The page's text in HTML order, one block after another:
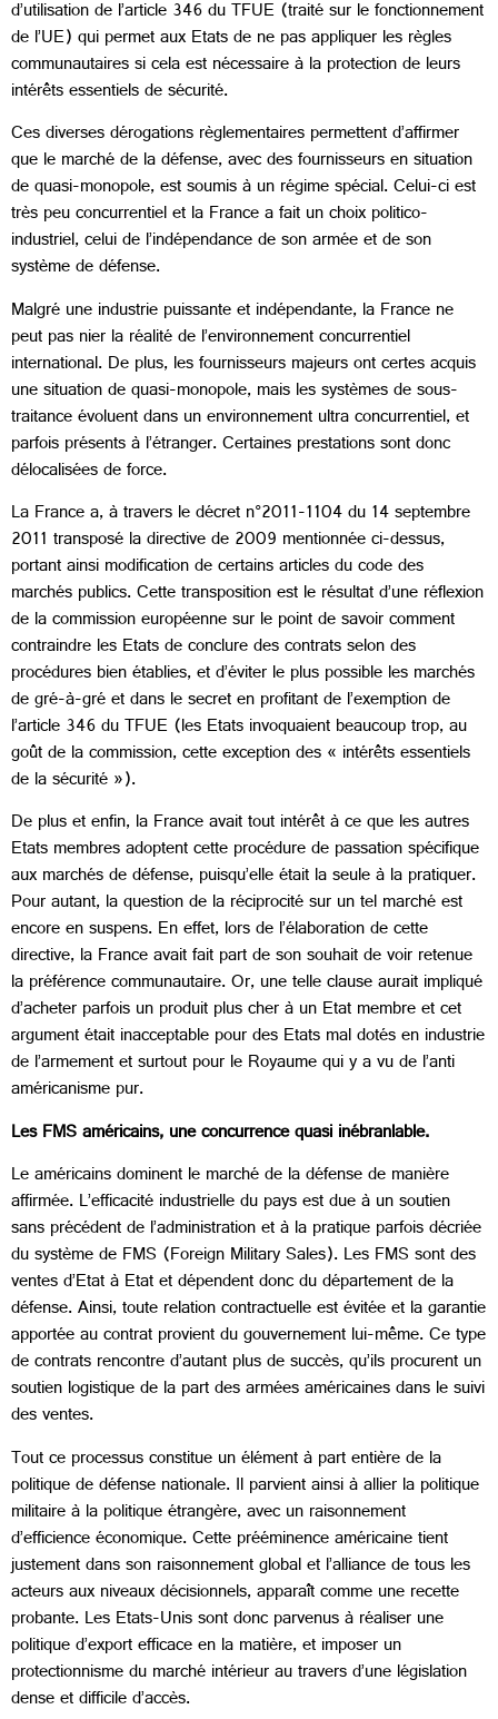
d’utilisation de l’article 346 du TFUE (traité sur le fonctionnement
de l’UE) qui permet aux Etats de ne pas appliquer les règles
communautaires si cela est nécessaire à la protection de leurs
intérêts essentiels de sécurité.
Ces diverses dérogations règlementaires permettent d’affirmer
que le marché de la défense, avec des fournisseurs en situation
de quasi-monopole, est soumis à un régime spécial. Celui-ci est
très peu concurrentiel et la France a fait un choix politico-
industriel, celui de l’indépendance de son armée et de son
système de défense.
Malgré une industrie puissante et indépendante, la France ne
peut pas nier la réalité de l’environnement concurrentiel
international. De plus, les fournisseurs majeurs ont certes acquis
une situation de quasi-monopole, mais les systèmes de sous-
traitance évoluent dans un environnement ultra concurrentiel, et
parfois présents à l’étranger. Certaines prestations sont donc
délocalisées de force.
La France a, à travers le décret n°2011-1104 du 14 septembre
2011 transposé la directive de 2009 mentionnée ci-dessus,
portant ainsi modification de certains articles du code des
marchés publics. Cette transposition est le résultat d’une réflexion
de la commission européenne sur le point de savoir comment
contraindre les Etats de conclure des contrats selon des
procédures bien établies, et d’éviter le plus possible les marchés
de gré-à-gré et dans le secret en profitant de l’exemption de
l’article 346 du TFUE (les Etats invoquaient beaucoup trop, au
goût de la commission, cette exception des « intérêts essentiels
de la sécurité »).
De plus et enfin, la France avait tout intérêt à ce que les autres
Etats membres adoptent cette procédure de passation spécifique
aux marchés de défense, puisqu’elle était la seule à la pratiquer.
Pour autant, la question de la réciprocité sur un tel marché est
encore en suspens. En effet, lors de l’élaboration de cette
directive, la France avait fait part de son souhait de voir retenue
la préférence communautaire. Or, une telle clause aurait impliqué
d’acheter parfois un produit plus cher à un Etat membre et cet
argument était inacceptable pour des Etats mal dotés en industrie
de l’armement et surtout pour le Royaume qui y a vu de l’anti
américanisme pur.
Les FMS américains, une concurrence quasi inébranlable.
Le américains dominent le marché de la défense de manière
affirmée. L’efficacité industrielle du pays est due à un soutien
sans précédent de l’administration et à la pratique parfois décriée
du système de FMS (Foreign Military Sales). Les FMS sont des
ventes d’Etat à Etat et dépendent donc du département de la
défense. Ainsi, toute relation contractuelle est évitée et la garantie
apportée au contrat provient du gouvernement lui-même. Ce type
de contrats rencontre d’autant plus de succès, qu’ils procurent un
soutien logistique de la part des armées américaines dans le suivi
des ventes.
Tout ce processus constitue un élément à part entière de la
politique de défense nationale. Il parvient ainsi à allier la politique
militaire à la politique étrangère, avec un raisonnement
d’efficience économique. Cette prééminence américaine tient
justement dans son raisonnement global et l’alliance de tous les
acteurs aux niveaux décisionnels, apparaît comme une recette
probante. Les Etats-Unis sont donc parvenus à réaliser une
politique d’export efficace en la matière, et imposer un
protectionnisme du marché intérieur au travers d’une législation
dense et difficile d’accès.